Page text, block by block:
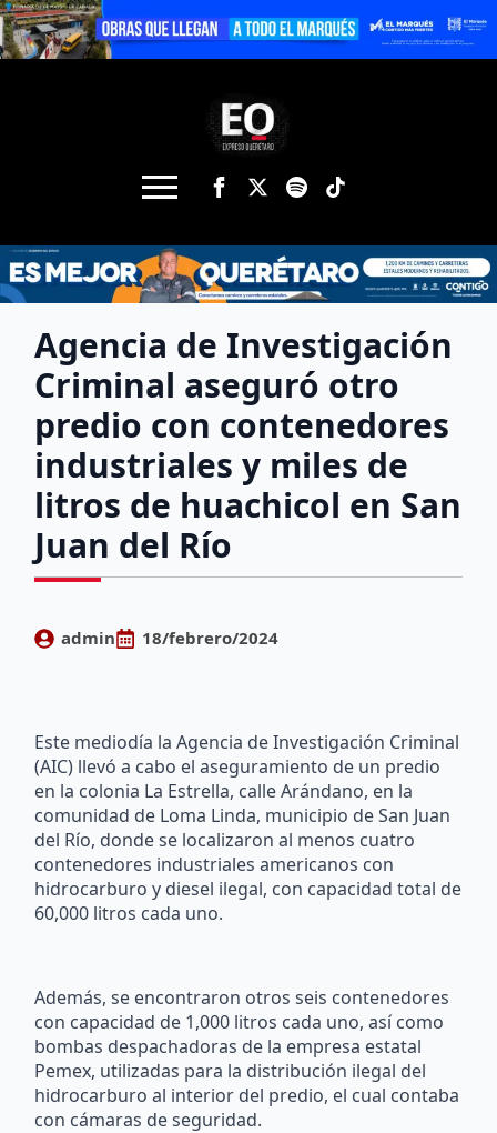
Agencia de Investigación
Criminal aseguró otro
predio con contenedores
industriales y miles de
litros de huachicol en San
Juan del Río
admin 18/febrero/2024
Este mediodía la Agencia de Investigación Criminal
(AIC) llevó a cabo el aseguramiento de un predio
en la colonia La Estrella, calle Arándano, en la
comunidad de Loma Linda, municipio de San Juan
del Río, donde se localizaron al menos cuatro
contenedores industriales americanos con
hidrocarburo y diesel ilegal, con capacidad total de
60,000 litros cada uno.
Además, se encontraron otros seis contenedores
con capacidad de 1,000 litros cada uno, así como
bombas despachadoras de la empresa estatal
Pemex, utilizadas para la distribución ilegal del
hidrocarburo al interior del predio, el cual contaba
con cámaras de seguridad.